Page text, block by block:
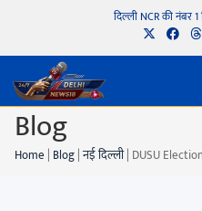
दिल्ली NCR की नंबर
Blog
Home | Blog|नई दिल्ली| DUSU